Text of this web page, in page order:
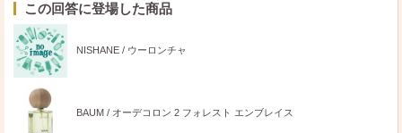
この回答に登場した商品
NISHANE / ウーロンチャ
BAUM / オーデコロン 2 フォレスト エンブレイス